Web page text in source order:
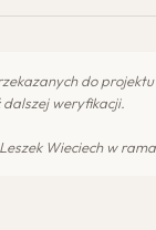
do
weryfikacji.
Wieciech w